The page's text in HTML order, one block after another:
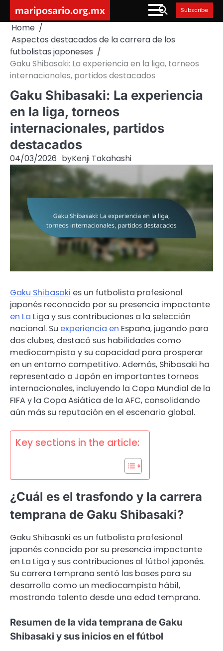
content
mariposario.org.mx Subscribe
Home
Aspectos destacados de la carrera de los
futbolistas japoneses
Gaku Shibasaki: La experiencia en la liga, torneos
internacionales, partidos destacados
Gaku Shibasaki: La experiencia
en la liga, torneos
internacionales, partidos
destacados
04/03/2026 byKenji Takahashi
Gaku Shibasaki es un futbolista profesional
japonés reconocido por su presencia impactante
en La Liga y sus contribuciones a la selección
nacional. Su experiencia en España, jugando para
dos clubes, destacó sus habilidades como
mediocampista y su capacidad para prosperar
en un entorno competitivo. Además, Shibasaki ha
representado a Japón en importantes torneos
internacionales, incluyendo la Copa Mundial de la
FIFA y la Copa Asiática de la AFC, consolidando
aún más su reputación en el escenario global.
Key sections in the article:
¿Cuál es el trasfondo y la carrera
temprana de Gaku Shibasaki?
Gaku Shibasaki es un futbolista profesional
japonés conocido por su presencia impactante
en La Liga y sus contribuciones al fútbol japonés.
Su carrera temprana sentó las bases para su
desarrollo como un mediocampista hábil,
mostrando talento desde una edad temprana.
Resumen de la vida temprana de Gaku
Shibasaki y sus inicios en el fútbol